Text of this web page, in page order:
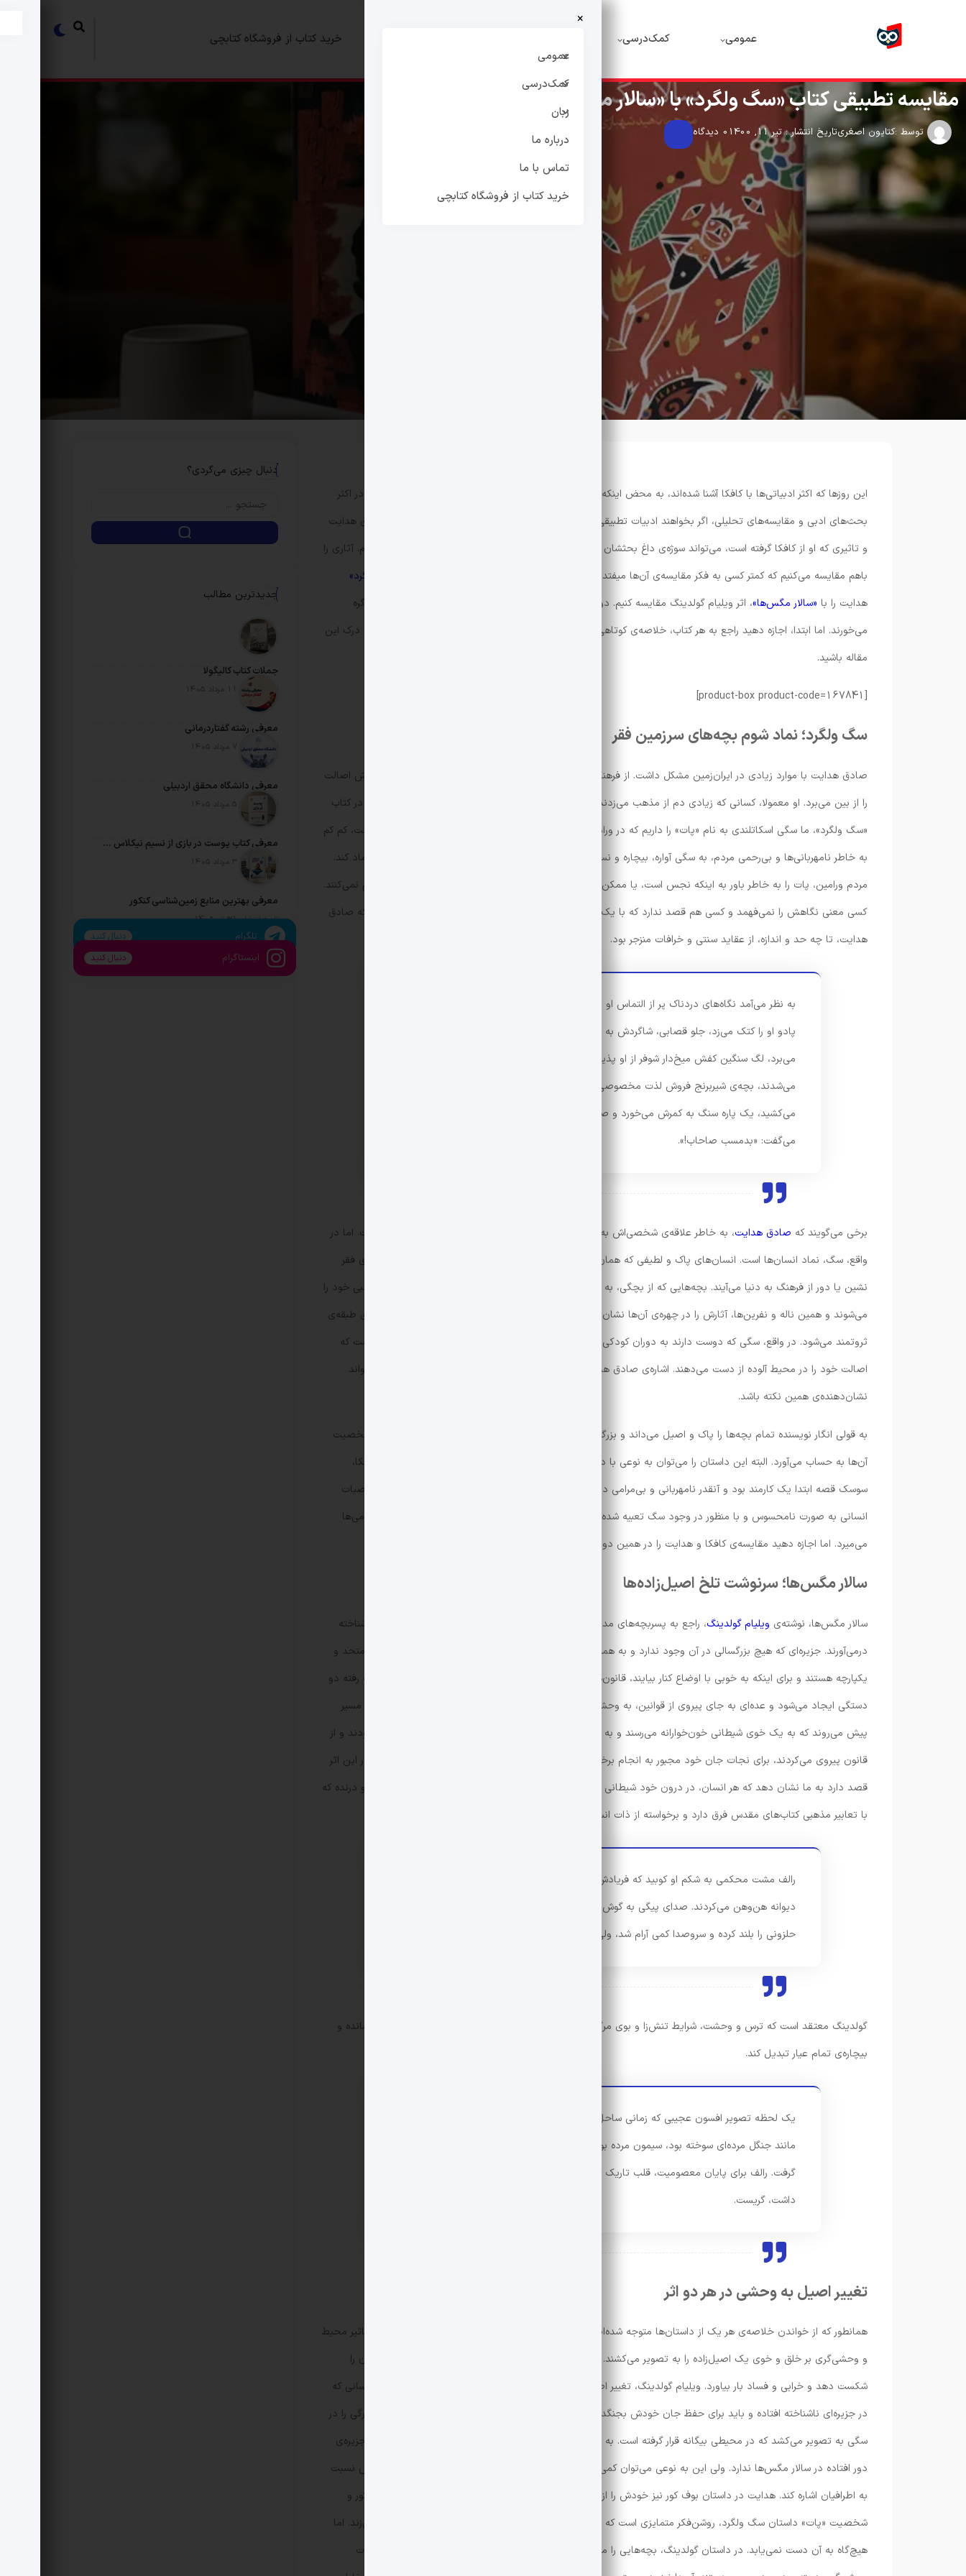
عمومی کمک‌درسی خرید کتاب از فروشگاه کتابچی
×
عمومی
کمک‌درسی
زبان
درباره ما
تماس با ما
خرید کتاب از فروشگاه کتابچی
مقایسه تطبیقی کتاب «سگ ولگرد» با «سالار مگس‌ها»
توسط :کتایون اصغریتاریخ انتشار : تیر 11, 1400 0 دیدگاه
این روزها که اکثر ادبیاتی‌ها با کافکا آشنا شده‌اند، به محض اینکه اسم صادق هدایت می‌آید، او را با کافکا مقایسه می‌کنند. در اکثر
بحث‌های ادبی و مقایسه‌های تحلیلی، اگر بخواهند ادبیات تطبیقی را موضوع اصلی بحثشان قرار دهند، مقایسه‌ی آثار صادق هدایت
و تاثیری که او از کافکا گرفته است، می‌تواند سوژه‌ی داغ بحثشان باشد. اما ما در اینجا، یعنی در کتابچی، اخلاق دیگری داریم. آثاری را
باهم مقایسه می‌کنیم که کمتر کسی به فکر مقایسه‌ی آن‌ها میفتد. در این مقاله، قرار است دو داستان جذاب یعنی
«سگ ولگرد»
هدایت را با «سالار مگس‌ها»، اثر ویلیام گولدینگ مقایسه کنیم. دو کتاب با دو مضمون نسبتا مشابه که با عقایدی متفاوت گره
می‌خورند. اما ابتدا، اجازه دهید راجع به هر کتاب، خلاصه‌ی کوتاهی در اختیارتان قرار دهیم تا اگر آن‌ها را نخوانده‌اید، قادر به درک این
مقاله باشید.
[product-box product-code=167841]
سگ ولگرد؛ نماد شوم بچه‌های سرزمین فقر
صادق هدایت با موارد زیادی در ایران‌زمین مشکل داشت. از فرهنگ‌ و آداب‌ورسوم سنتی گرفته تا عقاید و مذهبی که به نظرش اصالت
را از بین می‌برد. او معمولا، کسانی که زیادی دم از مذهب می‌زدند را به شکلی بسیار ناپسند در کتاب‌هایش توصیف می‌کرد. در کتاب
«سگ ولگرد»، ما سگی اسکاتلندی به نام «پات»‌ را داریم که در ورامین گم شده و هلاک محبت است. او که سگی با اصالت است، کم کم
به خاطر نامهربانی‌ها و بی‌رحمی مردم، به سگی آواره، بیچاره و نسبتا هار تبدیل می‌شود که دیگر نمی‌تواند به هیچ‌کسی اعتماد کند.
مردم ورامین، پات را به خاطر باور به اینکه نجس است، یا ممکن است خطرناک باشد، کتک می‌زنند و به او به هیچ‌وجه رحم نمی‌کنند.
کسی معنی نگاهش را نمی‌فهمد و کسی هم قصد ندارد که با یک سگ ولگرد، برو بیایی داشته باشد. همین نشان می‌دهد که صادق
هدایت، تا چه حد و اندازه، از عقاید سنتی و خرافات منزجر بود.
به نظر می‌آمد نگاه‌های دردناک پر از التماس او را کسی نمی‌دید و نمی‌فهمید! جلو دکان نانوایی،
پادو او را کتک می‌زد، جلو قصابی، شاگردش به او سنگ می‌پراند، اگر زیر سایه‌ی اتومبیل پناه
می‌برد، لگ سنگین کفش میخ‌دار شوفر از او پذیرایی می‌کرد و زمانی که همه از آزار به او خسته
می‌شدند، بچه‌ی شیربرنج فروش لذت مخصوصی از شکنجه‌ی او می‌برد. در مقابل هر ناله‌ای که
می‌کشید، یک پاره سنگ به کمرش می‌خورد و صدای قهقهه بچه پشت ناله‌ی سگ بلند می‌شد و
می‌گفت: «بدمسب صاحاب!».
برخی می‌گویند که صادق هدایت، به خاطر علاقه‌ی شخصی‌اش به حیوانات و دفاع از حقوق آن‌ها، چنین داستانی نوشته است. اما در
واقع، سگ، نماد انسان‌ها است. انسان‌های پاک و لطیفی که همان «کودکان» نام دارند و دست بر قضا، در محیط یا محله‌ای فقر
نشین یا دور از فرهنگ به دنیا می‌آیند. بچه‌هایی که از بچگی، به جای قربان صدقه شنیدن، سرکوفت و نفرین مادرهای عصبی خود را
می‌شوند و همین ناله و نفرین‌ها، آثارش را در چهره‌ی آن‌ها نشان می‌دهد. همین اثر باعث تفاوت بزرگ بین آن‌ها و بچه‌های طبقه‌ی
ثروتمند می‌شود. در واقع، سگی که دوست دارند به دوران کودکی برگردد و روح انسانی دارد، نماد بچه‌های پاک و اصیلی است که
اصالت خود را در محیط آلوده از دست می‌دهند. اشاره‌ی صادق هدایت، به میل سگ برای بازگشت به دوران کودکی نیز می‌تواند
نشان‌دهنده‌ی همین نکته باشد.
به قولی انگار نویسنده تمام بچه‌ها را پاک و اصیل می‌داند و بزرگ شدن در محیطی نامناسب را مقصری برای خراب شدن شخصیت
آن‌ها به حساب می‌آورد. البته این داستان را می‌توان به نوعی با داستان «مسخ» کافکا نیز مقایسه کرد. اگرچه در داستان کافکا،
سوسک قصه ابتدا یک کارمند بود و آنقدر نامهربانی و بی‌مرامی دید که دق کرد و مرد. ولی در داستان صادق هدایت، خصوصیات
انسانی به صورت نامحسوس و با منظور در وجود سگ تعبیه شده است. سگی که مثل همان سوسک، از نامهربانی‌ها و بی‌مرامی‌ها
می‌میرد. اما اجازه دهید مقایسه‌ی کافکا و هدایت را در همین دو خط رها کنیم و سراغ اثر گولدینگ برویم.
سالار مگس‌ها؛ سرنوشت تلخ اصیل‌زاده‌ها
سالار مگس‌ها، نوشته‌ی ویلیام گولدینگ، راجع به پسربچه‌های مدرسه‌ای است که طی یک سانحه‌ی هوایی، سر از جزیره‌ای ناشناخته
درمی‌آورند. جزیره‌ای که هیچ بزرگسالی در آن وجود ندارد و به همین ترتیب، هیچ قانونی در آن‌جا وجود ندارد. بچه‌ها ابتدا متحد و
یکپارچه هستند و برای اینکه به خوبی با اوضاع کنار بیایند، قانون‌هایی وضع می‌کنند و طی آن به زندگی می‌پردازند. اما رفته رفته دو
دستگی ایجاد می‌شود و عده‌ای به جای پیروی از قوانین، به وحشی‌گری، شکار و هرج و مرج رو می‌آورند. آن‌ها آنقدر در این مسیر
پیش می‌روند که به یک خوی شیطانی خون‌خوارانه می‌رسند و به یکدیگر رحم نمی‌کنند. در این میان، کسانی که با اصالت بودند و از
قانون پیروی می‌کردند، برای نجات جان خود مجبور به انجام برخی اعمال خون‌خوارانه می‌شوند. ویلیام گولدینگ در واقع، در این اثر
قصد دارد به ما نشان دهد که هر انسان، در درون خود شیطانی دارد که با شرایط محیطی، زنده می‌شوند. شیطانی وحشی و درنده که
با تعابیر مذهبی کتاب‌های مقدس فرق دارد و برخواسته از ذات انسان‌ها است.
رالف مشت محکمی به شکم او کوبید که فریادش بلند شد. هر دو روبه‌روی هم قرار گرفته و مثل دو
دیوانه هن‌وهن می‌کردند. صدای پیگی به گوش رالف رسید: «بذار من حرف بزنم.» پیگی صدف
حلزونی را بلند کرده و سروصدا کمی آرام شد، ولی مجددا با قوت بیشتری بلند شد.
گولدینگ معتقد است که ترس و وحشت، شرایط تنش‌زا و بوی مرگ می‌تواند هر انسان اصیلی را به یک قاتل، وحشی یا درمانده و
بیچاره‌ی تمام عیار تبدیل کند.
یک لحظه تصویر افسون عجیبی که زمانی ساحل را فرا گرفته بود از جلوی نظرش گذشت. اما جزیره
مانند جنگل مرده‌ای سوخته بود، سیمون مرده بود و جک… . اشک‌هایش جاری شد و بغضش
گرفت. رالف برای پایان معصومیت، قلب تاریک آدمی و سقوط دوستی واقعی و دانا که پیگی نام
داشت، گریست.
تغییر اصیل به وحشی در هر دو اثر
همانطور که از خواندن خلاصه‌ی هر یک از داستان‌ها متوجه شده‌اید، این دو داستان تا حدودی بهم شباهت دارند. هر دو، تاثیر محیط
و وحشی‌گری بر خلق و خوی یک اصیل‌زاده را به تصویر می‌کشند. هر دو نویسنده معتقد هستند که هرج‌ومرج می‌تواند تمدن را
شکست دهد و خرابی و فساد بار بیاورد. ویلیام گولدینگ، تغییر اصالت به وحشی‌گری را در یک انسان به تصویر می‌کشد. انسانی که
در جزیره‌ای ناشناخته افتاده و باید برای حفظ جان خودش بجنگد. صادق هدایت، در داستانی کوتاه‌تر، تغییر اصالت به بیچارگی را در
سگی به تصویر می‌کشد که در محیطی بیگانه قرار گرفته است. به عبارتی، ورامین ایران در داستان هدایت، دست کمی از آن جزیره‌ی
دور افتاده در سالار مگس‌ها ندارد. ولی این به نوعی می‌توان کمی به اصرار صادق هدایت، به اصالت و برجسته بودن خودش نسبت
به اطرافیان اشاره کند. هدایت در داستان بوف کور نیز خودش را از «سایر رجاله‌ها» متمایز می‌دانست. او در نقش راوی بوف کور و
شخصیت «پات» داستان سگ ولگرد، روشن‌فکر متمایزی است که برای رسیدن به عدالت، مهربانی، وفاداری و محبت له‌له می‌زند. اما
هیچ‌گاه به آن دست نمی‌یابد. در داستان گولدینگ، بچه‌هایی را می‌بینیم که به دو دسته تقسیم می‌شوند و یک دسته از شدت
دنبال چیزی می‌گردی؟
جدیدترین مطالب
جملات کتاب کالیگولا
تاریخ انتشار: 11 مرداد 1405
معرفی رشته گفتاردرمانی
تاریخ انتشار: 7 مرداد 1405
معرفی دانشگاه محقق اردبیلی
تاریخ انتشار: 5 مرداد 1405
معرفی کتاب پوست در بازی از نسیم نیکلاس طالب
تاریخ انتشار: 3 مرداد 1405
معرفی بهترین منابع زمین‌شناسی کنکور
تاریخ انتشار: 31 تیر 1405
تلگرام دنبال کنید
اینستاگرام دنبال کنید